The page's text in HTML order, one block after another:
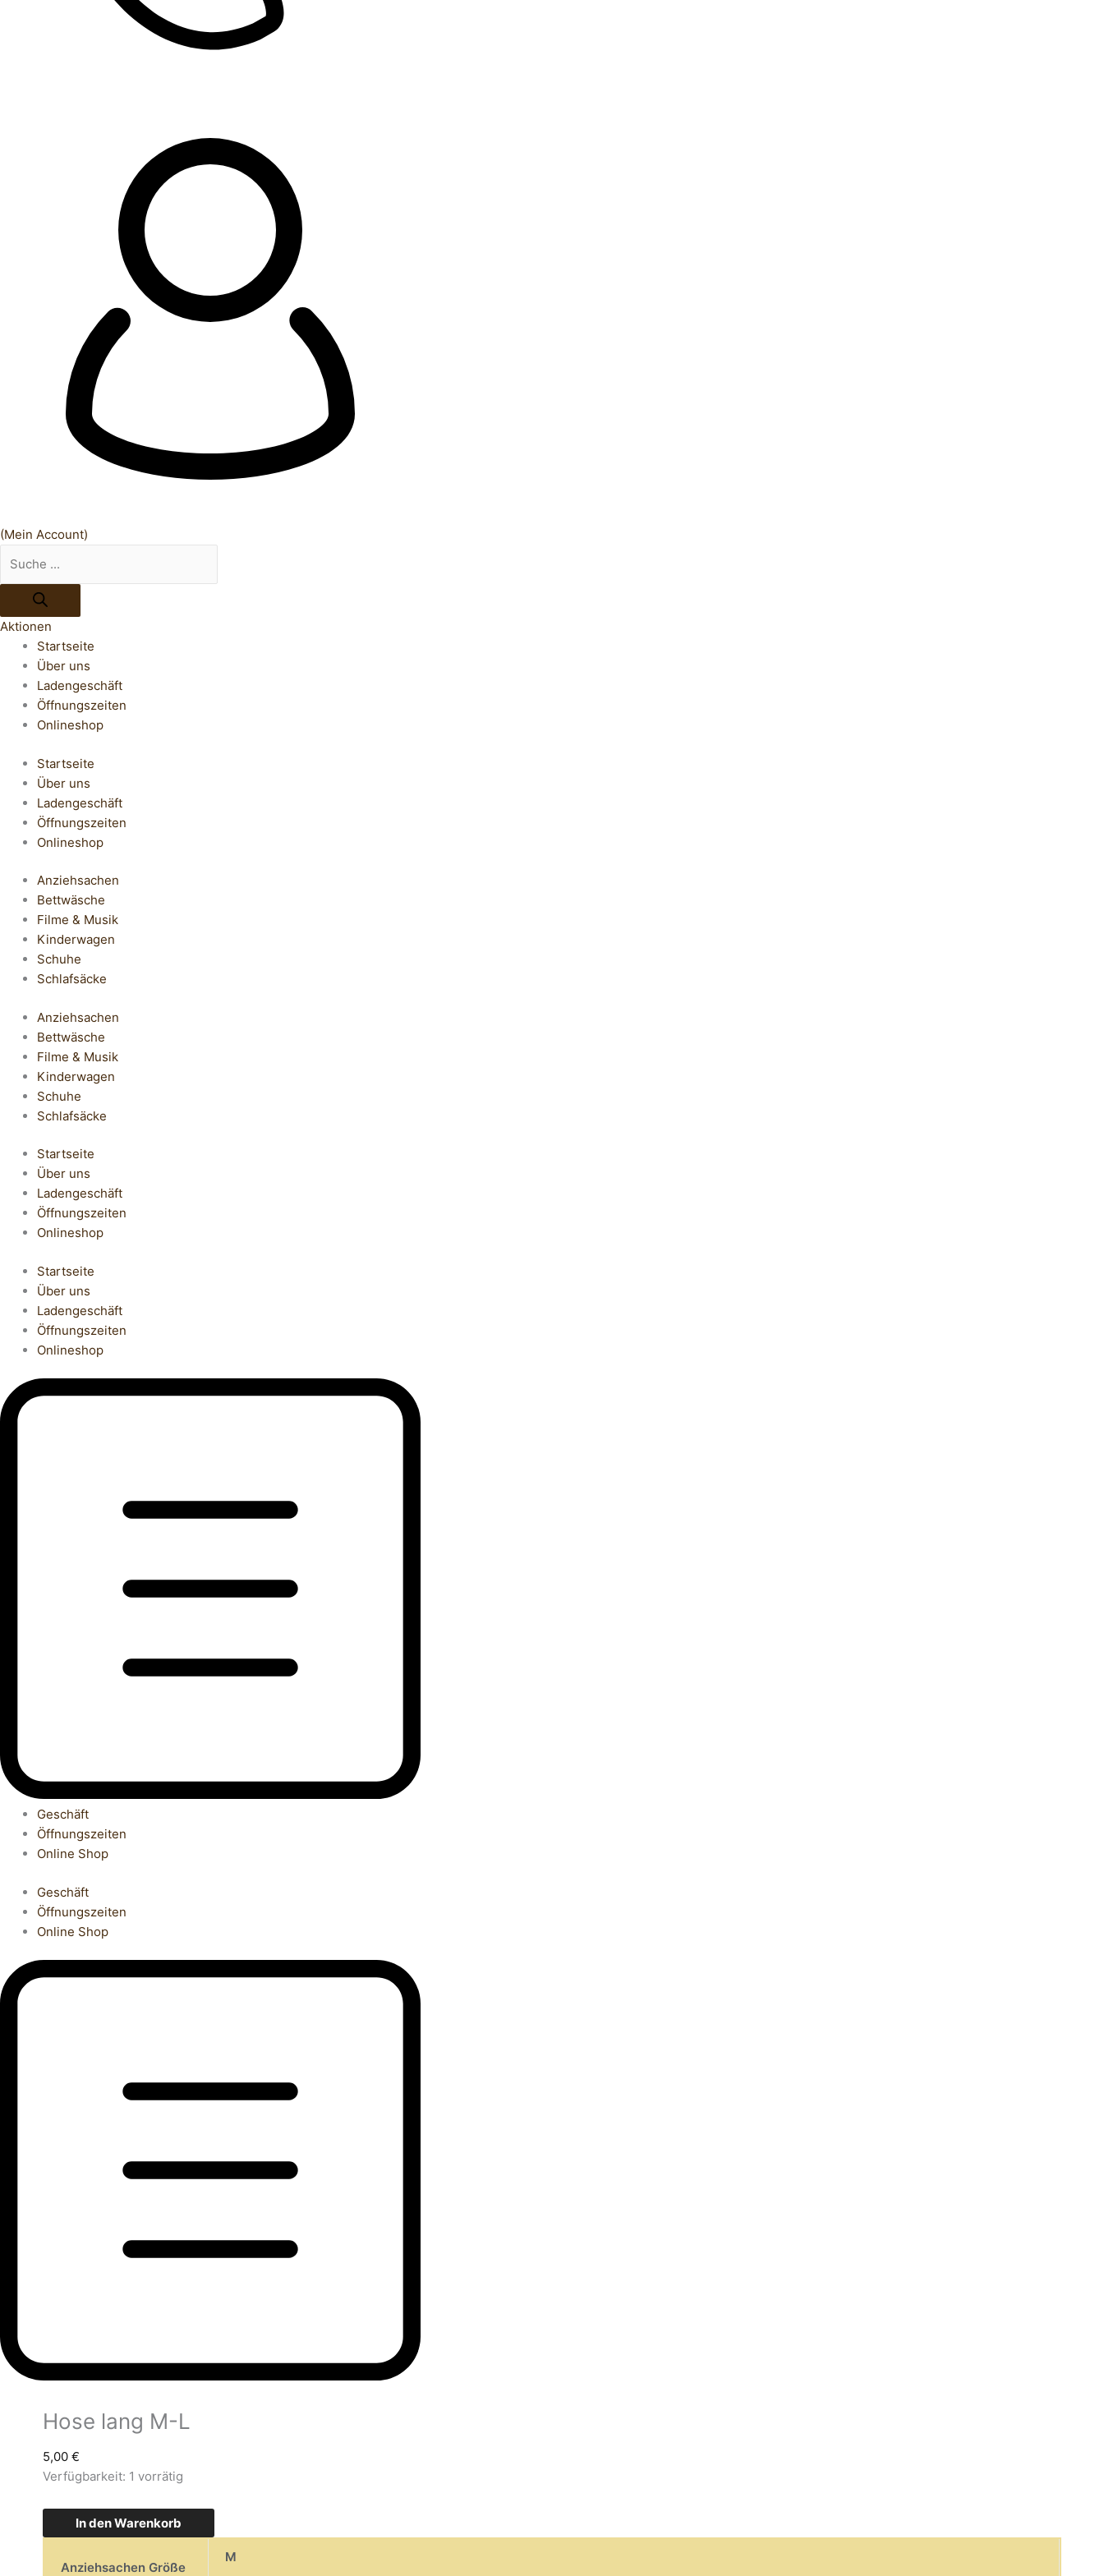
(Mein Account)
Aktionen
Startseite
Über uns
Ladengeschäft
Öffnungszeiten
Onlineshop
Startseite
Über uns
Ladengeschäft
Öffnungszeiten
Onlineshop
Anziehsachen
Bettwäsche
Filme & Musik
Kinderwagen
Schuhe
Schlafsäcke
Anziehsachen
Bettwäsche
Filme & Musik
Kinderwagen
Schuhe
Schlafsäcke
Startseite
Über uns
Ladengeschäft
Öffnungszeiten
Onlineshop
Startseite
Über uns
Ladengeschäft
Öffnungszeiten
Onlineshop
Geschäft
Öffnungszeiten
Online Shop
Geschäft
Öffnungszeiten
Online Shop
Hose lang M-L
5,00 €
Verfügbarkeit: 1 vorrätig
In den Warenkorb
Anziehsachen Größe
M